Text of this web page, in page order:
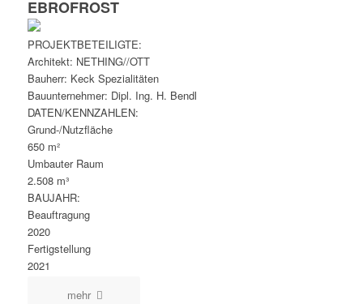
EBROFROST
PROJEKTBETEILIGTE:
Architekt: NETHING//OTT
Bauherr: Keck Spezialitäten
Bauunternehmer: Dipl. Ing. H. Bendl
DATEN/KENNZAHLEN:
Grund-/Nutzfläche
650 m²
Umbauter Raum
2.508 m³
BAUJAHR:
Beauftragung
2020
Fertigstellung
2021
mehr